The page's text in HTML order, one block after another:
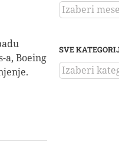
a, Boeing
ARHIVA
SVE
SVE
KATEGORIJE